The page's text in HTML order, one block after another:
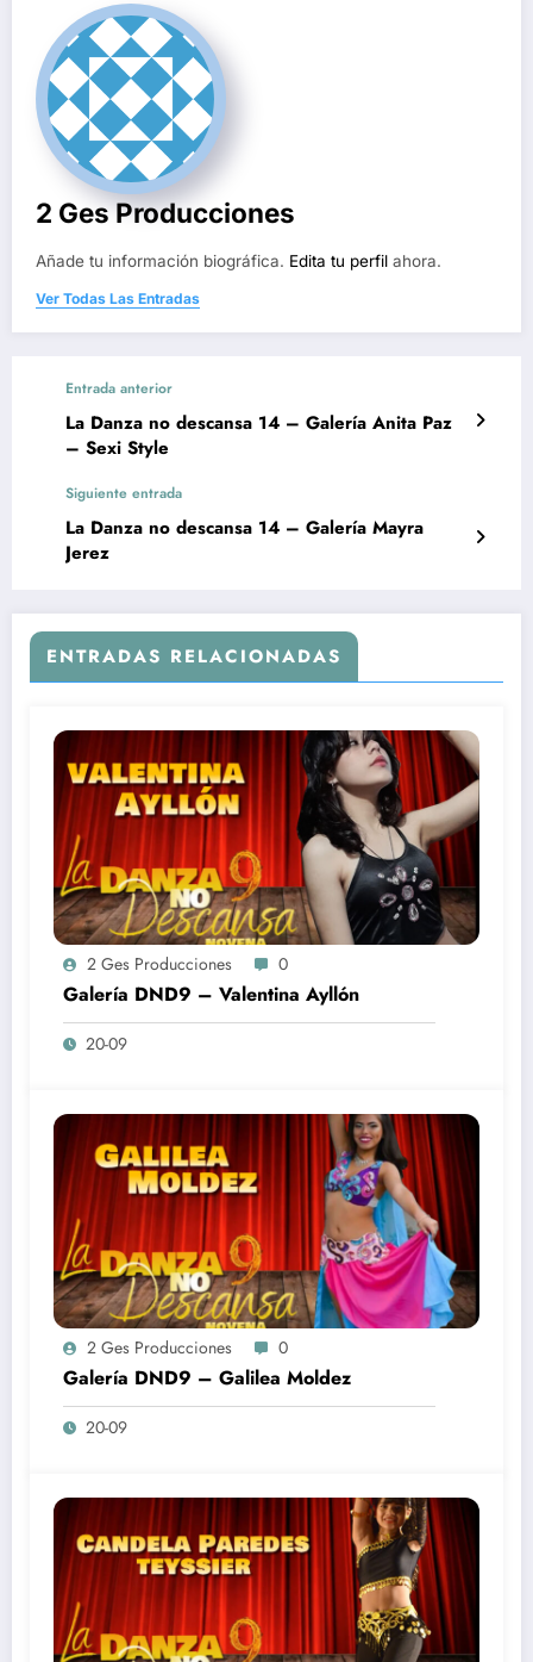
2 Ges Producciones
Añade tu información biográfica. Edita tu perfil ahora.
Ver Todas Las Entradas
Entrada anterior
La Danza no descansa 14 – Galería Anita Paz
– Sexi Style
Siguiente entrada
La Danza no descansa 14 – Galería Mayra
Jerez
ENTRADAS RELACIONADAS
2 Ges Producciones 0
Galería DND9 – Valentina Ayllón
20-09
2 Ges Producciones 0
Galería DND9 – Galilea Moldez
20-09